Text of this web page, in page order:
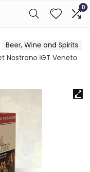
0
Beer, Wine and Spirits
Nostrano IGT Veneto